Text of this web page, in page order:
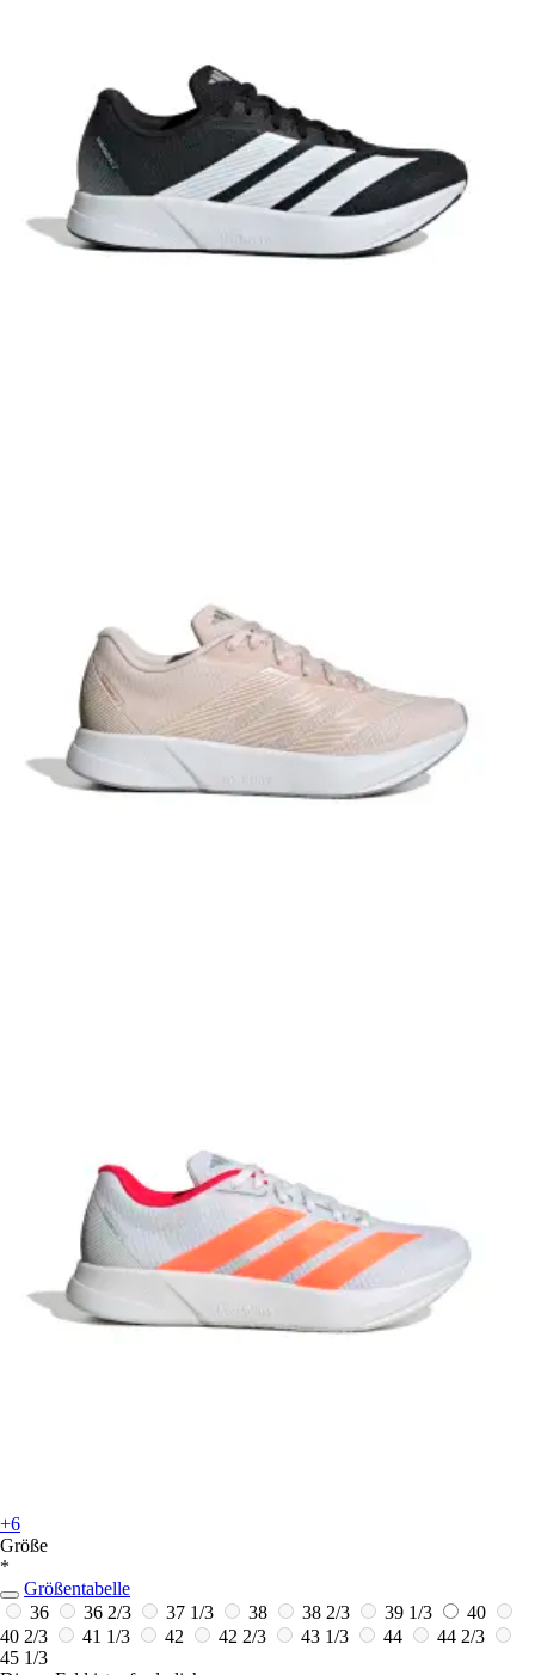
+6
Größe
*
Größentabelle
36
36 2/3 37 1/3 38 38 2/3 39 1/3
40
40 2/3
41 1/3 42 42 2/3 43 1/3 44
44 2/3
45 1/3